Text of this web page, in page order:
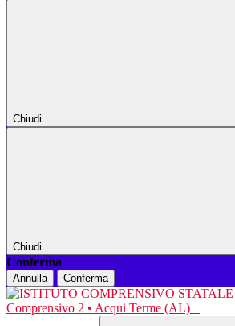
Chiudi
Chiudi
Conferma
Annulla Conferma
Comprensivo 2 • Acqui Terme (AL)